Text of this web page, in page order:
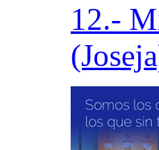
12.-